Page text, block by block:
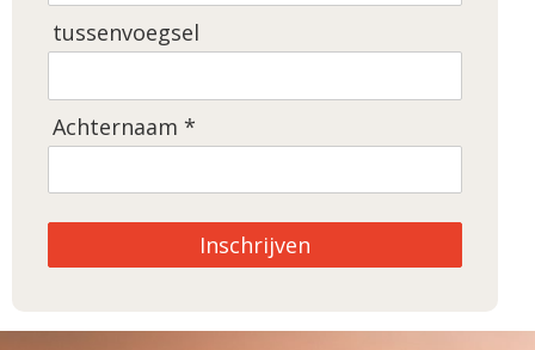
tussenvoegsel
Achternaam *
Inschrijven